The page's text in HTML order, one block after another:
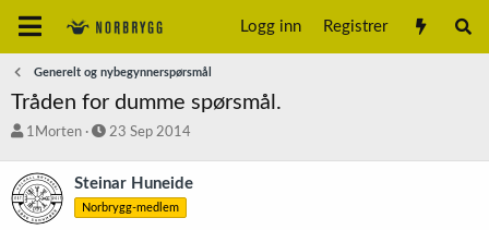
Logg inn Registrer
Generelt og nybegynnerspørsmål
Tråden for dumme spørsmål.
T
å
d
s
1Morten
S
r
t
23 Sep 2014
Steinar Huneide
Norbrygg-medlem